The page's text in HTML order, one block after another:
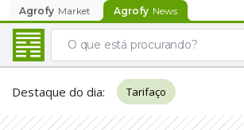
Agrofy Market Agrofy News
Destaque do dia: Tarifaço